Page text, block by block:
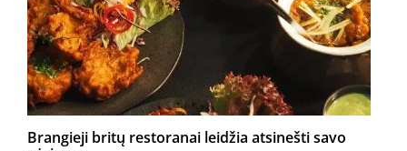
Brangieji britų restoranai leidžia atsinešti savo